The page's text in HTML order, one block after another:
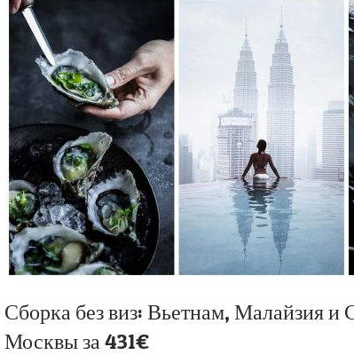
Сборка без виз: Вьетнам, Малайзия и
Москвы за 431€